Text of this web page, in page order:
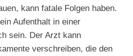
kann fatale Folgen haben.
Aufenthalt in einer
sein. Der Arzt kann
verschreiben, die den